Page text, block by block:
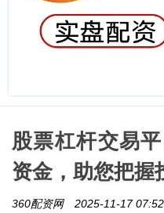
股票杠杆交易
资金，助您把握
360配资网 2025-11-17